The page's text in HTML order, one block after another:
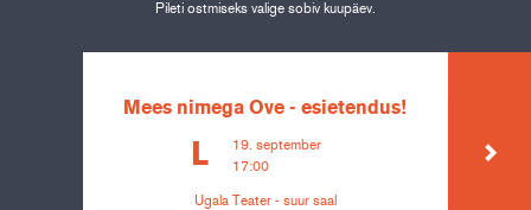
Pileti ostmiseks valige sobiv kuupäev.
Mees nimega Ove - esietendus!
L
19. september
17:00
Ugala Teater - suur saal